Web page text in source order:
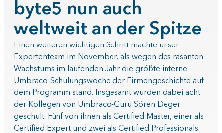
byte5 nun auch
weltweit an der Spitze
Einen weiteren wichtigen Schritt machte unser
Expertenteam im November, als wegen des rasanten
Wachstums im laufenden Jahr die größte interne
Umbraco-Schulungswoche der Firmengeschichte auf
dem Programm stand. Insgesamt wurden dabei acht
der Kollegen von Umbraco-Guru Sören Deger
geschult. Fünf von ihnen als Certified Master, einer als
Certified Expert und zwei als Certified Professionals.